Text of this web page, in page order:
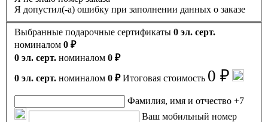
Я допустил(-а) ошибку при заполнении данных о заказе
Выбранные подарочные сертификаты 0 эл. серт.
номиналом 0 ₽
0 эл. серт. номиналом 0 ₽
0 эл. серт. номиналом 0 ₽ Итоговая стоимость 0 ₽
Фамилия, имя и отчество +7
Ваш мобильный номер